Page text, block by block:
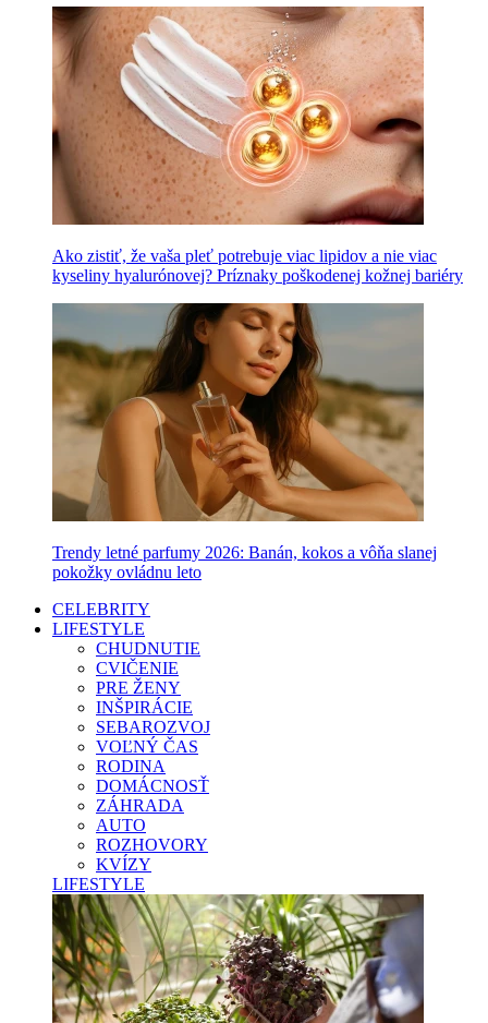
Ako zistiť, že vaša pleť potrebuje viac lipidov a nie viac
kyseliny hyalurónovej? Príznaky poškodenej kožnej bariéry
Trendy letné parfumy 2026: Banán, kokos a vôňa slanej
pokožky ovládnu leto
CELEBRITY
LIFESTYLE
CHUDNUTIE
CVIČENIE
PRE ŽENY
INŠPIRÁCIE
SEBAROZVOJ
VOĽNÝ ČAS
RODINA
DOMÁCNOSŤ
ZÁHRADA
AUTO
ROZHOVORY
KVÍZY
LIFESTYLE